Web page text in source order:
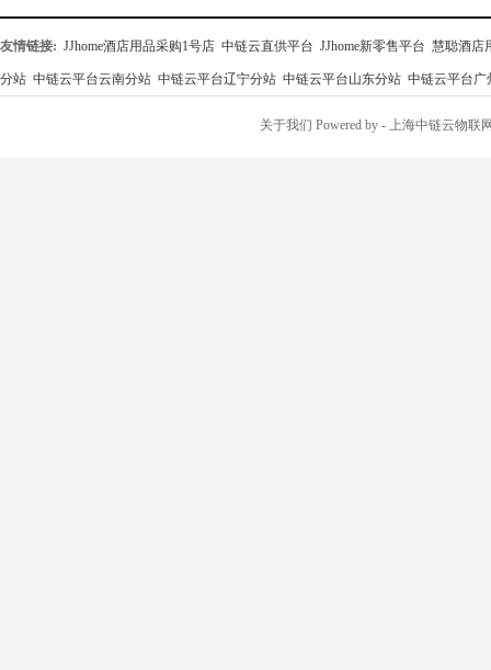
友情链接: JJhome酒店用品采购1号店 中链云直供平台 JJhome新零售平台 慧聪酒店
分站 中链云平台云南分站 中链云平台辽宁分站 中链云平台山东分站 中链云平台广
关于我们 Powered by - 上海中链云物联